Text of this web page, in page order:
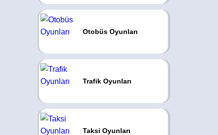
Otobüs Oyunları
Trafik Oyunları
Taksi Oyunları